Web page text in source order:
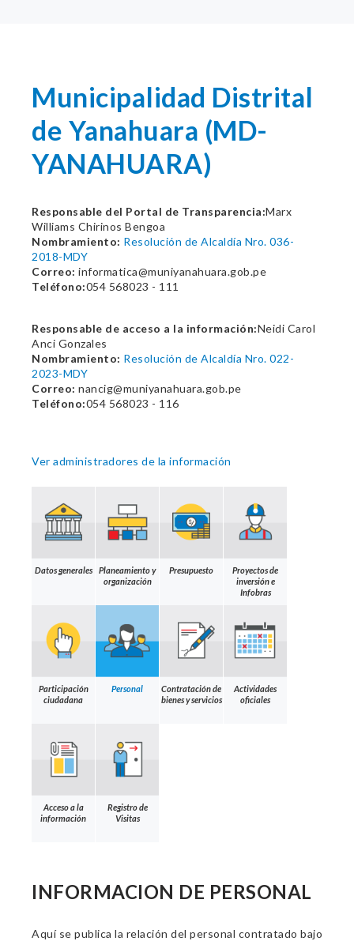
Municipalidad Distrital
de Yanahuara (MD-
YANAHUARA)
Responsable del Portal de Transparencia:Marx
Williams Chirinos Bengoa
Nombramiento: Resolución de Alcaldía Nro. 036-
2018-MDY
Correo: informatica@muniyanahuara.gob.pe
Teléfono:054 568023 - 111
Responsable de acceso a la información:Neidi Carol
Anci Gonzales
Nombramiento: Resolución de Alcaldía Nro. 022-
2023-MDY
Correo: nancig@muniyanahuara.gob.pe
Teléfono:054 568023 - 116
Ver administradores de la información
Datos generales
Planeamiento y
organización
Presupuesto
Proyectos de
inversión e
Infobras
Participación
ciudadana
Personal
Contratación de
bienes y servicios
Actividades
oficiales
Acceso a la
información
Registro de
Visitas
INFORMACION DE PERSONAL
Aquí se publica la relación del personal contratado bajo